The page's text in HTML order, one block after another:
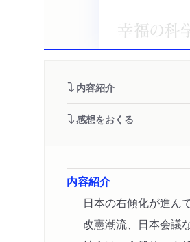
内容紹介
感想をおくる
内容紹介
日本の右傾化が進ん
改憲潮流、日本会議